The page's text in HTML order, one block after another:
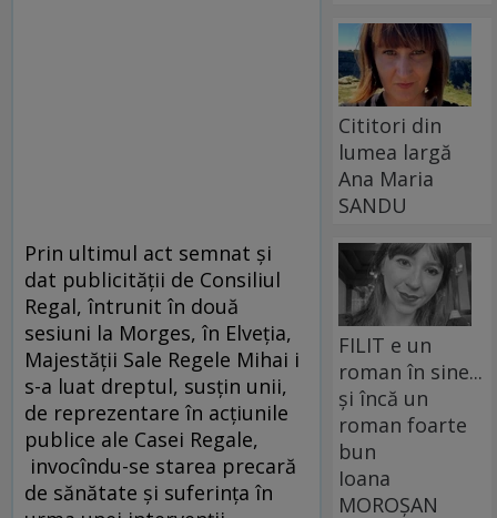
Prin ultimul act semnat şi
dat publicităţii de Consiliul
Regal, întrunit în două
sesiuni la Morges, în Elveţia,
Majestăţii Sale Regele Mihai i
s-a luat dreptul, susţin unii,
de reprezentare în acţiunile
publice ale Casei Regale,
invocîndu-se starea precară
de sănătate şi suferinţa în
Cititori din
lumea largă
Ana Maria
SANDU
FILIT e un
roman în sine...
și încă un
roman foarte
bun
Ioana
MOROȘAN